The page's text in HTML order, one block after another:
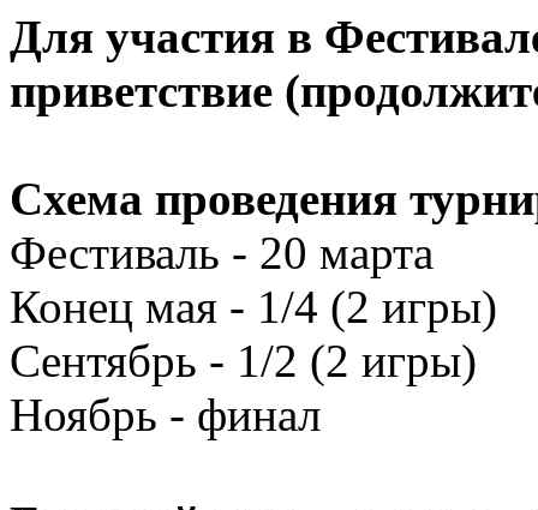
Для участия в
приветствие
Схема проведения
Фестиваль - 20 марта
Конец мая - 1/4 (2 игры)
Сентябрь - 1/2 (2 игры)
Ноябрь - финал